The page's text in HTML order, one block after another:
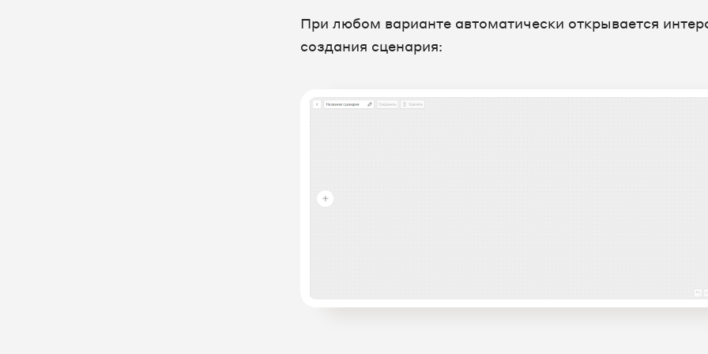
При любом варианте автоматически открывается
создания сценария: